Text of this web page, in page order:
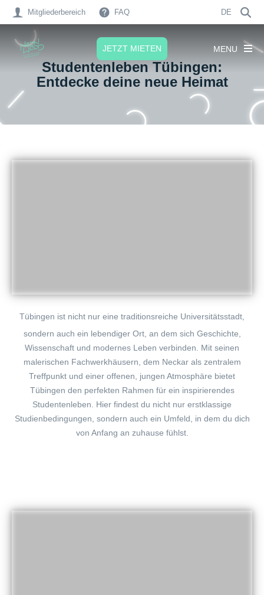
Mitgliederbereich FAQ DE
MENU
JETZT MIETEN
Studentenleben Tübingen:
Entdecke deine neue Heimat
Tübingen ist nicht nur eine traditionsreiche Universitätsstadt,
sondern auch ein lebendiger Ort, an dem sich Geschichte,
Wissenschaft und modernes Leben verbinden. Mit seinen
malerischen Fachwerkhäusern, dem Neckar als zentralem
Treffpunkt und einer offenen, jungen Atmosphäre bietet
Tübingen den perfekten Rahmen für ein inspirierendes
Studentenleben. Hier findest du nicht nur erstklassige
Studienbedingungen, sondern auch ein Umfeld, in dem du dich
von Anfang an zuhause fühlst.